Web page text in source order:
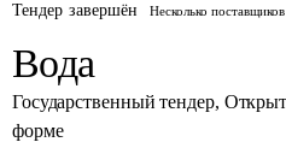
Тендер завершён Несколько поставщиков
Вода
Государственный тендер,
форме